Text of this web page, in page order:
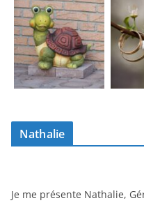
Nathalie
Je me présente Nathalie,